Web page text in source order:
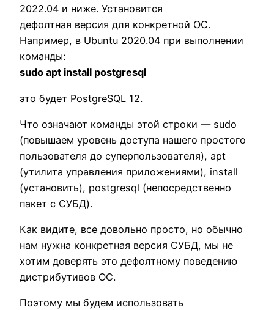
2022.04 и ниже. Установится
дефолтная версия для конкретной ОС.
Например, в Ubuntu 2020.04 при выполнении
команды:
sudo apt install postgresql
это будет PostgreSQL 12.
Что означают команды этой строки — sudo
(повышаем уровень доступа нашего простого
пользователя до суперпользователя), apt
(утилита управления приложениями), install
(установить), postgresql (непосредственно
пакет с СУБД).
Как видите, все довольно просто, но обычно
нам нужна конкретная версия СУБД, мы не
хотим доверять это дефолтному поведению
дистрибутивов ОС.
Поэтому мы будем использовать